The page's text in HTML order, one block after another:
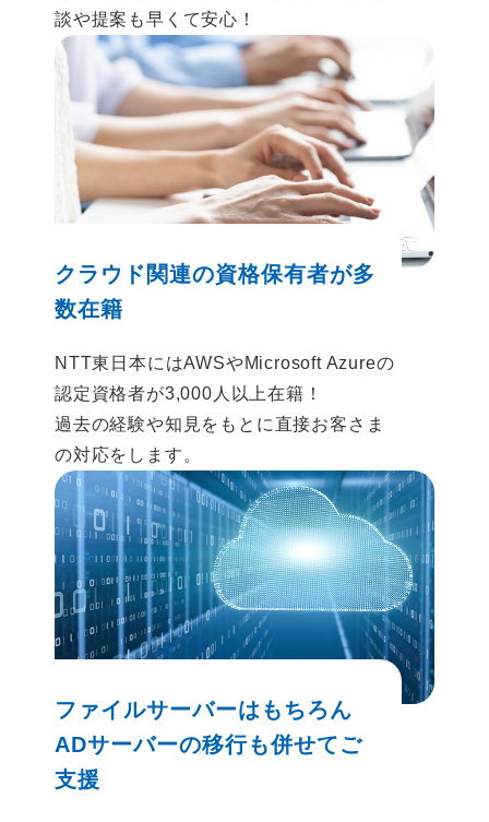
談や提案も早くて安心！
クラウド関連の資格保有者が多
数在籍
NTT東日本にはAWSやMicrosoft Azureの
認定資格者が3,000人以上在籍！
過去の経験や知見をもとに直接お客さま
の対応をします。
ファイルサーバーはもちろん
ADサーバーの移行も併せてご
支援